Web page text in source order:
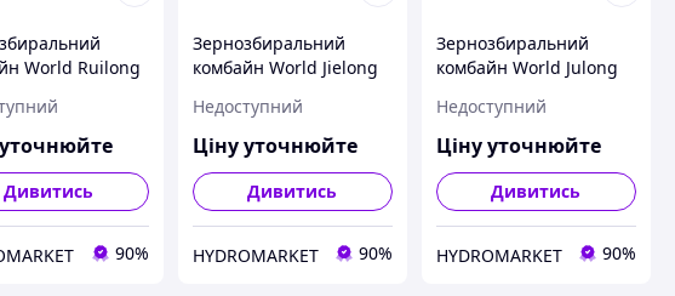
World Ruilong
Дивитись
90%
Зернозбиральний
комбайн World Jielong
Недоступний
Ціну уточнюйте
Дивитись
HYDROMARKET 90%
Зернозбиральний
комбайн World Julong
Недоступний
Ціну уточнюйте
Дивитись
HYDROMARKET 90%